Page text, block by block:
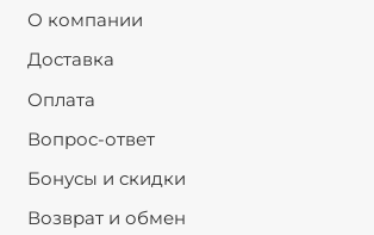
О компании
Доставка
Оплата
Вопрос-ответ
Бонусы и скидки
Возврат и обмен